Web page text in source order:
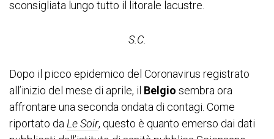
sconsigliata lungo tutto il litorale lacustre.
S.C.
Dopo il picco epidemico del Coronavirus registrato
all’inizio del mese di aprile, il Belgio sembra ora
affrontare una seconda ondata di contagi. Come
riportato da Le Soir, questo è quanto emerso dai dati